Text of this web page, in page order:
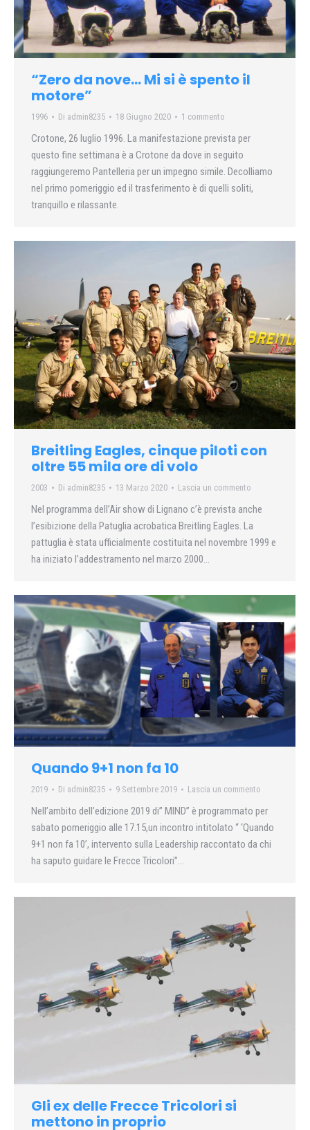
“Zero da nove… Mi si è spento il
motore”
1996 Di admin8235 18 Giugno 2020 1 commento
Crotone, 26 luglio 1996. La manifestazione prevista per
questo fine settimana è a Crotone da dove in seguito
raggiungeremo Pantelleria per un impegno simile. Decolliamo
nel primo pomeriggio ed il trasferimento è di quelli soliti,
tranquillo e rilassante.
Breitling Eagles, cinque piloti con
oltre 55 mila ore di volo
2003 Di admin8235 13 Marzo 2020 Lascia un commento
Nel programma dell’Air show di Lignano c’è prevista anche
l’esibizione della Patuglia acrobatica Breitling Eagles. La
pattuglia è stata ufficialmente costituita nel novembre 1999 e
ha iniziato l’addestramento nel marzo 2000…
Quando 9+1 non fa 10
2019 Di admin8235 9 Settembre 2019 Lascia un commento
Nell’ambito dell’edizione 2019 di” MIND” è programmato per
sabato pomeriggio alle 17.15,un incontro intitolato “ ‘Quando
9+1 non fa 10’, intervento sulla Leadership raccontato da chi
ha saputo guidare le Frecce Tricolori”…
Gli ex delle Frecce Tricolori si
mettono in proprio